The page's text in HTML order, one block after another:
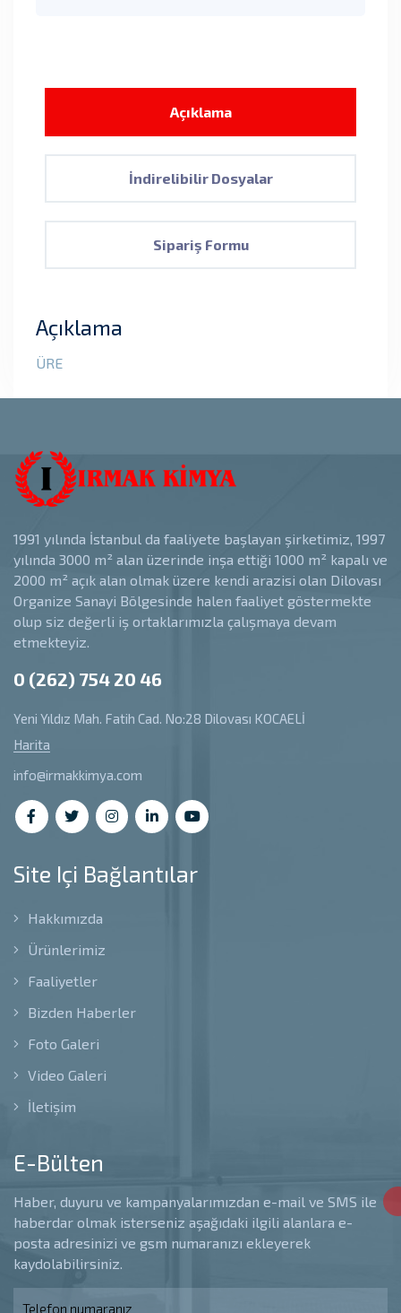
Açıklama
İndirelibilir Dosyalar
Sipariş Formu
Açıklama
ÜRE
1991 yılında İstanbul da faaliyete başlayan şirketimiz, 1997
yılında 3000 m² alan üzerinde inşa ettiği 1000 m² kapalı ve
2000 m² açık alan olmak üzere kendi arazisi olan Dilovası
Organize Sanayi Bölgesinde halen faaliyet göstermekte
olup siz değerli iş ortaklarımızla çalışmaya devam
etmekteyiz.
0 (262) 754 20 46
Yeni Yıldız Mah. Fatih Cad. No:28 Dilovası KOCAELİ
Harita
info@irmakkimya.com
Site Içi Bağlantılar
Hakkımızda
Ürünlerimiz
Faaliyetler
Bizden Haberler
Foto Galeri
Video Galeri
İletişim
E-Bülten
Haber, duyuru ve kampanyalarımızdan e-mail ve SMS ile
haberdar olmak isterseniz aşağıdaki ilgili alanlara e-
posta adresinizi ve gsm numaranızı ekleyerek
kaydolabilirsiniz.